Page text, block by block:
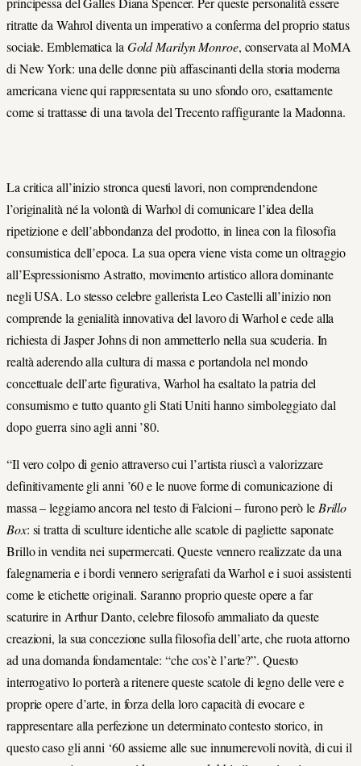
ritratte da Wahrol diventa un imperativo a conferma del proprio status
sociale. Emblematica la Gold Marilyn Monroe, conservata al MoMA
di New York: una delle donne più affascinanti della storia moderna
americana viene qui rappresentata su uno sfondo oro, esattamente
come si trattasse di una tavola del Trecento raffigurante la Madonna.
La critica all’inizio stronca questi lavori, non comprendendone
l’originalità né la volontà di Warhol di comunicare l’idea della
ripetizione e dell’abbondanza del prodotto, in linea con la filosofia
consumistica dell’epoca. La sua opera viene vista come un oltraggio
all’Espressionismo Astratto, movimento artistico allora dominante
negli USA. Lo stesso celebre gallerista Leo Castelli all’inizio non
comprende la genialità innovativa del lavoro di Warhol e cede alla
richiesta di Jasper Johns di non ammetterlo nella sua scuderia. In
realtà aderendo alla cultura di massa e portandola nel mondo
concettuale dell’arte figurativa, Warhol ha esaltato la patria del
consumismo e tutto quanto gli Stati Uniti hanno simboleggiato dal
dopo guerra sino agli anni ’80.
“Il vero colpo di genio attraverso cui l’artista riuscì a valorizzare
definitivamente gli anni ’60 e le nuove forme di comunicazione di
massa – leggiamo ancora nel testo di Falcioni – furono però le Brillo
Box: si tratta di sculture identiche alle scatole di pagliette saponate
Brillo in vendita nei supermercati. Queste vennero realizzate da una
falegnameria e i bordi vennero serigrafati da Warhol e i suoi assistenti
come le etichette originali. Saranno proprio queste opere a far
scaturire in Arthur Danto, celebre filosofo ammaliato da queste
creazioni, la sua concezione sulla filosofia dell’arte, che ruota attorno
ad una domanda fondamentale: “che cos’è l’arte?”. Questo
interrogativo lo porterà a ritenere queste scatole di legno delle vere e
proprie opere d’arte, in forza della loro capacità di evocare e
rappresentare alla perfezione un determinato contesto storico, in
questo caso gli anni ‘60 assieme alle sue innumerevoli novità, di cui il